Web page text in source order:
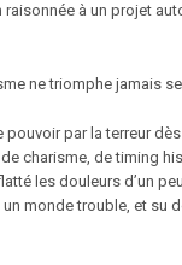
raisonnée à un projet
ne triomphe jamais
par la terreur dès
charisme, de timing
les douleurs d’un
monde trouble, et su